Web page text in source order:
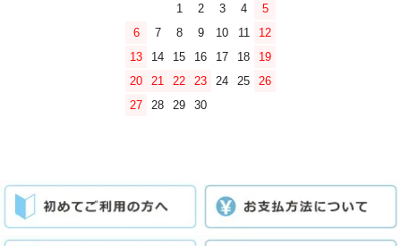
1
2 3 4
5
6
7 8 9 10 11
12
13
14 15 16 17 18
19
20
21 22 23 24 25
26
27
28 29 30